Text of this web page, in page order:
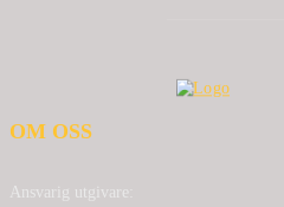
OM OSS
Ansvarig utgivare: